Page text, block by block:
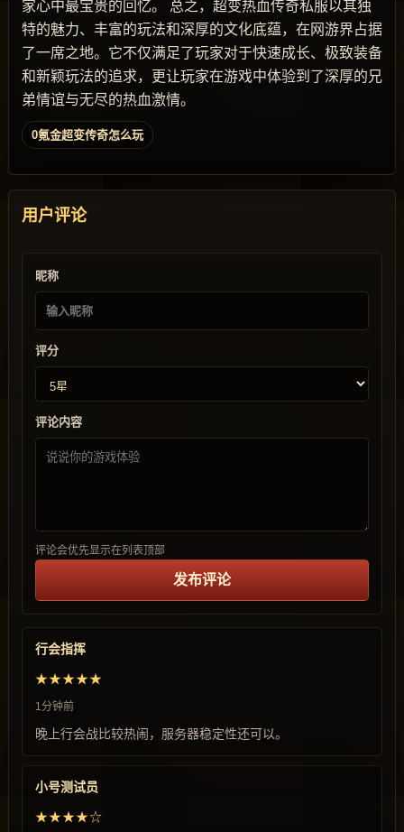
家心中最宝贵的回忆。 总之，超变热血传奇私服以其独
特的魅力、丰富的玩法和深厚的文化底蕴，在网游界占据
了一席之地。它不仅满足了玩家对于快速成长、极致装备
和新颖玩法的追求，更让玩家在游戏中体验到了深厚的兄
弟情谊与无尽的热血激情。
0氪金超变传奇怎么玩
用户评论
昵称
评分
评论内容
评论会优先显示在列表顶部
发布评论
行会指挥
★★★★★
1分钟前
晚上行会战比较热闹，服务器稳定性还可以。
小号测试员
★★★★☆